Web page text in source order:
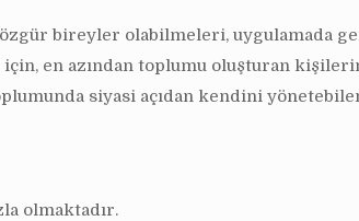
bireyler olabilmeleri, uygulamada
en azından toplumu oluşturan
siyasi açıdan kendini
olmaktadır.